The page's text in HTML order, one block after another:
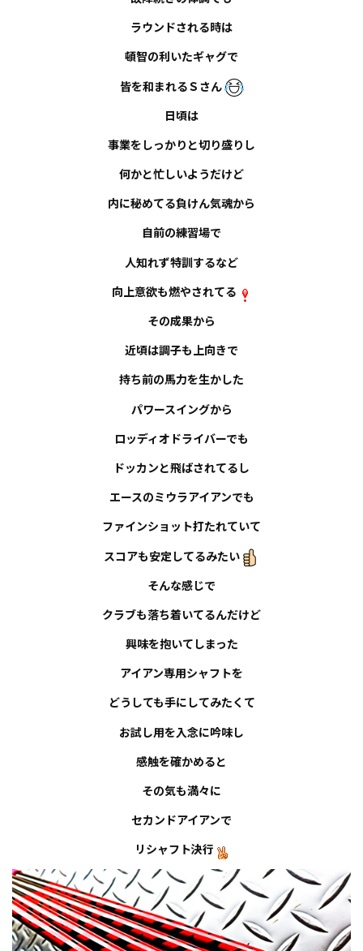
ラウンドされる時は
頓智の利いたギャグで
皆を和まれるＳ さん
日頃は
事業をしっかりと切り盛りし
何かと忙しいようだけど
内に秘めてる負けん気魂から
自前の練習場で
人知れず特訓するなど
向上意欲も燃やされてる
その成果から
近頃は調子も上向きで
持ち前の馬力を生かした
パワースイングから
ロッディオドライバーでも
ドッカンと飛ばされてるし
エースのミウラアイアンでも
ファインショット打たれていて
スコアも安定してるみたい
そんな感じで
クラブも落ち着いてるんだけど
興味を抱いてしまった
アイアン専用シャフトを
どうしても手にしてみたくて
お試し用を入念に吟味し
感触を確かめると
その気も満々に
セカンドアイアンで
リシャフト決行